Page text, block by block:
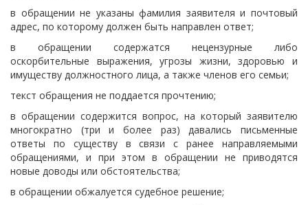
в обращении не указаны фамилия заявителя и почтовый
адрес, по которому должен быть направлен ответ;
в обращении содержатся нецензурные либо
оскорбительные выражения, угрозы жизни, здоровью и
имуществу должностного лица, а также членов его семьи;
текст обращения не поддается прочтению;
в обращении содержится вопрос, на который заявителю
многократно (три и более раз) давались письменные
ответы по существу в связи с ранее направляемыми
обращениями, и при этом в обращении не приводятся
новые доводы или обстоятельства;
в обращении обжалуется судебное решение;